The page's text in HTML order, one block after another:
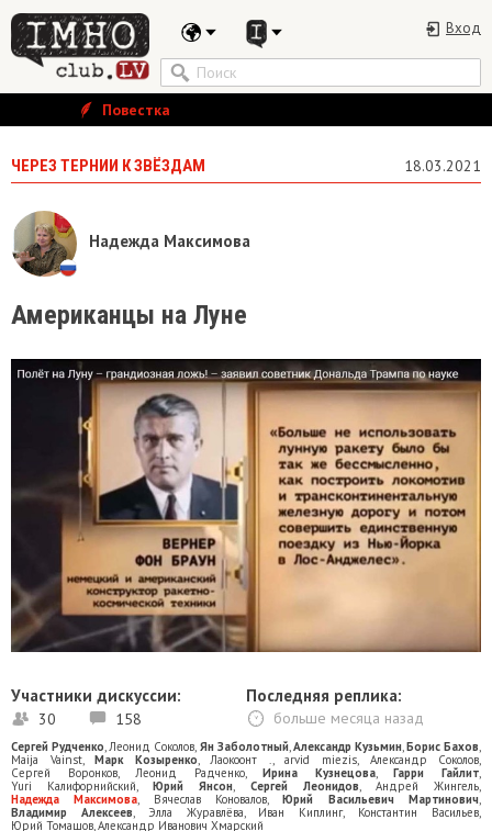
Вход
Повестка
ЧЕРЕЗ ТЕРНИИ К ЗВЁЗДАМ 18.03.2021
Надежда Максимова
Американцы на Луне
Участники дискуссии:
30 158
Последняя реплика:
больше месяца назад
Сергей Рудченко,Леонид Соколов, Ян Заболотный,Александр Кузьмин,Борис Бахов,
Maija Vainst,Марк Козыренко,Лаокоонт .,arvid miezis, Александр Соколов,
Сергей Воронков,Леонид Радченко,Ирина Кузнецова,Гарри Гайлит,
Yuri Калифорнийский,Юрий Янсон, Сергей Леонидов, Андрей Жингель,
Надежда Максимова, Вячеслав Коновалов,Юрий Васильевич Мартинович,
Владимир Алексеев, Элла Журавлёва, Иван Киплинг, Константин Васильев,
Юрий Томашов,Александр Иванович Хмарский